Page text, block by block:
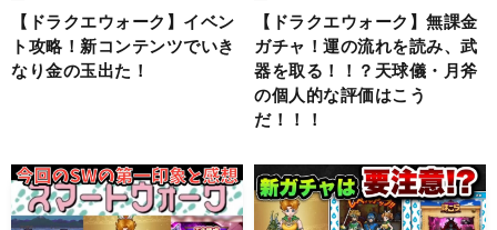
【ドラクエウォーク】イベン
ト攻略！新コンテンツでいき
なり金の玉出た！
【ドラクエウォーク】無課金
ガチャ！運の流れを読み、武
器を取る！！？天球儀・月斧
の個人的な評価はこう
だ！！！